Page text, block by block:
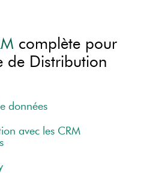
complète pour
de Distribution
données
avec les CRM